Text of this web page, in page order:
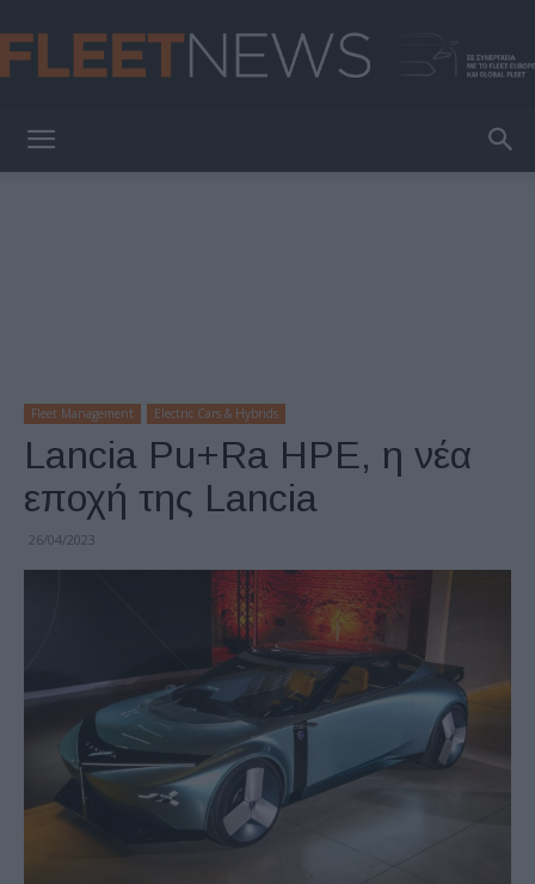
Fleet Management Electric Cars & Hybrids
Lancia Pu+Ra HPE, η νέα
εποχή της Lancia
26/04/2023